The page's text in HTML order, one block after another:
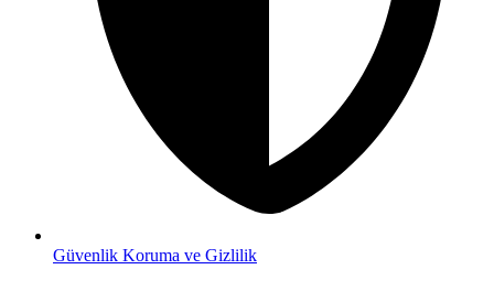
Güvenlik Koruma ve Gizlilik